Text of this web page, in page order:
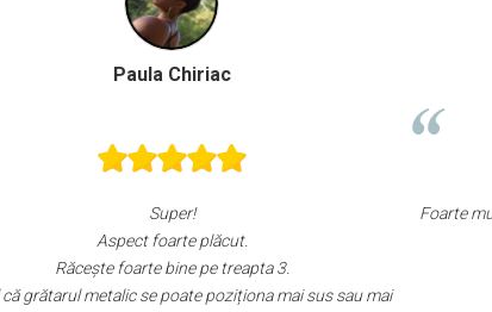
Andrei Carol
Foarte mulțumită, raport calitate preț foarte bun. Recomand
cu căldură.